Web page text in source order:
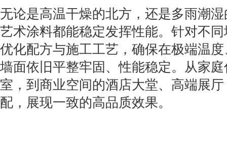
无论是高温干燥的北方，还是多雨潮
艺术涂料都能稳定发挥性能。针对不
优化配方与施工工艺，确保在极端温
墙面依旧平整牢固、性能稳定。从家
室，到商业空间的酒店大堂、高端展
配，展现一致的高品质效果。